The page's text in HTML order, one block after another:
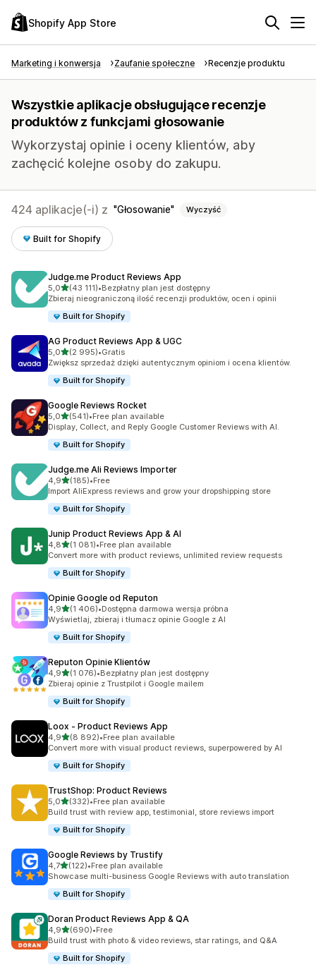
Shopify App Store
Marketing i konwersja Zaufanie społeczne Recenzje produktu
Wszystkie aplikacje obsługujące recenzje
produktów z funkcjami głosowanie
Wykorzystaj opinie i oceny klientów, aby
zachęcić kolejne osoby do zakupu.
424 aplikacje(-i) z Głosowanie Wyczyść
Built for Shopify
Judge.me Product Reviews App
5,0na 5 gwiazdek
(43 111)
Łączna liczba recenzji: 43111
•Bezpłatny plan jest dostępny
Zbieraj nieograniczoną ilość recenzji produktów, ocen i opinii
Built for Shopify
AG Product Reviews App & UGC
5,0na 5 gwiazdek
(2 995)
Łączna liczba recenzji: 2995
•Gratis
Zwiększ sprzedaż dzięki autentycznym opiniom i ocena klientów.
Built for Shopify
Google Reviews Rocket
5,0na 5 gwiazdek
(541)
Łączna liczba recenzji: 541
•Free plan available
Display, Collect, and Reply Google Customer Reviews with AI.
Built for Shopify
Judge.me Ali Reviews Importer
4,9na 5 gwiazdek
(185)
Łączna liczba recenzji: 185
•Free
Import AliExpress reviews and grow your dropshipping store
Built for Shopify
Junip Product Reviews App & AI
4,8na 5 gwiazdek
(1 081)
Łączna liczba recenzji: 1081
•Free plan available
Convert more with product reviews, unlimited review requests
Built for Shopify
Opinie Google od Reputon
4,9na 5 gwiazdek
(1 406)
Łączna liczba recenzji: 1406
•Dostępna darmowa wersja próbna
Wyświetlaj, zbieraj i tłumacz opinie Google z AI
Built for Shopify
Reputon Opinie Klientów
4,9na 5 gwiazdek
(1 076)
Łączna liczba recenzji: 1076
•Bezpłatny plan jest dostępny
Zbieraj opinie z Trustpilot i Google mailem
Built for Shopify
Loox ‑ Product Reviews App
4,9na 5 gwiazdek
(8 892)
Łączna liczba recenzji: 8892
•Free plan available
Convert more with visual product reviews, superpowered by AI
Built for Shopify
TrustShop: Product Reviews
5,0na 5 gwiazdek
(332)
Łączna liczba recenzji: 332
•Free plan available
Build trust with review app, testimonial, store reviews import
Built for Shopify
Google Reviews by Trustify
4,7na 5 gwiazdek
(122)
Łączna liczba recenzji: 122
•Free plan available
Showcase multi-business Google Reviews with auto translation
Built for Shopify
Doran Product Reviews App & QA
4,9na 5 gwiazdek
(690)
Łączna liczba recenzji: 690
•Free
Build trust with photo & video reviews, star ratings, and Q&A
Built for Shopify